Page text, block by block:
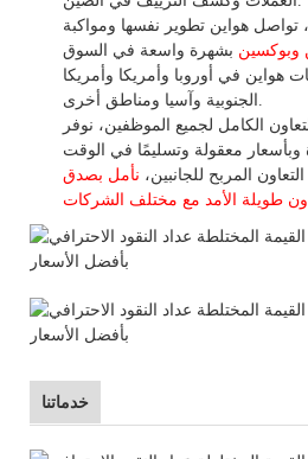
هواين تطوير نفسها ومواكبة
وبوكسين بشهرة واسعة في السوق
هواين في أوروبا وأمريكا وأمريكا
الكامل لجميع الموظفين، نوفر
وبأسعار معقولة وتسليمًا في الوقت
التعاون المربح للجانبين، نأمل بصدق
طويلة
خدماتنا